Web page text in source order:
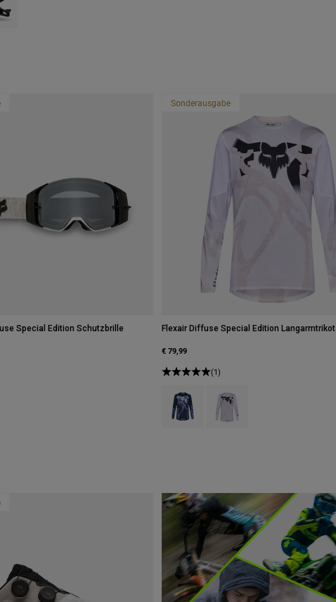
Special Edition Schutzbrille
Sonderausgabe
Flexair Diffuse Special Edition Langarmtrikot
€ 79,99
(1)
Product swatch type of Blaubeere.
Product swatch type of Weiß.